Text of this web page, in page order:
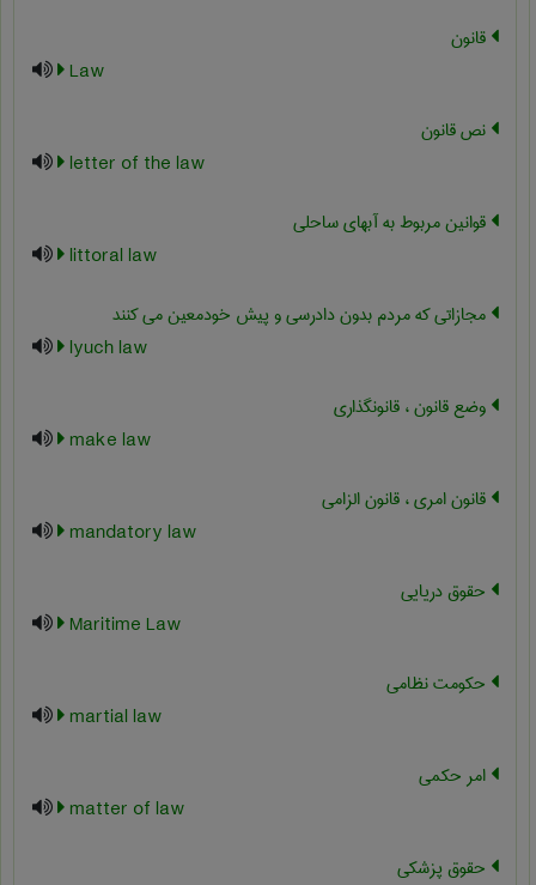
قانون
Law
نص قانون
letter of the law
قوانین مربوط به آبهای ساحلی
littoral law
مجازاتی که مردم بدون دادرسی و پیش خودمعین می کنند
lyuch law
وضع قانون ، قانونگذاری
make law
قانون امری ، قانون الزامی
mandatory law
حقوق دریایی
Maritime Law
حکومت نظامی
martial law
امر حکمی
matter of law
حقوق پزشکی